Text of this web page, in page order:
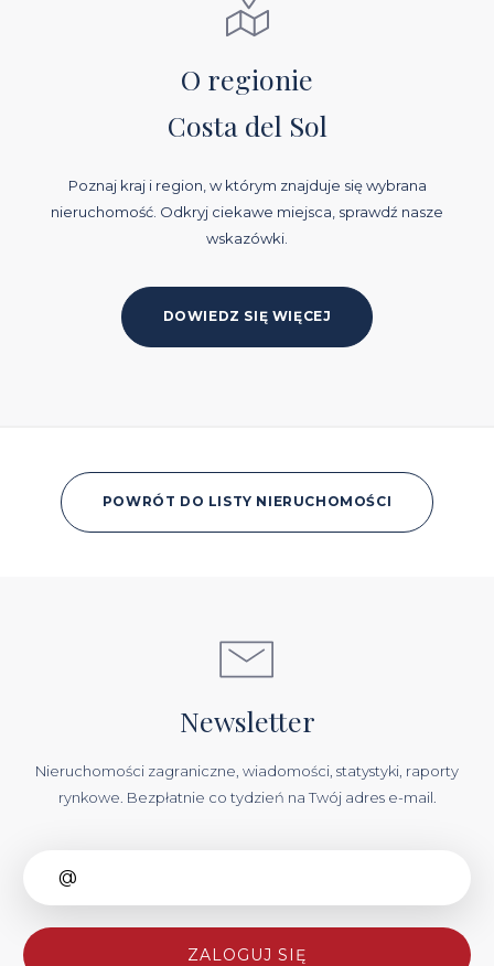
O regionie
Costa del Sol
Poznaj kraj i region, w którym znajduje się wybrana
nieruchomość. Odkryj ciekawe miejsca, sprawdź nasze
wskazówki.
DOWIEDZ SIĘ WIĘCEJ
POWRÓT DO LISTY NIERUCHOMOŚCI
Newsletter
Nieruchomości zagraniczne, wiadomości, statystyki, raporty
rynkowe. Bezpłatnie co tydzień na Twój adres e-mail.
ZALOGUJ SIĘ